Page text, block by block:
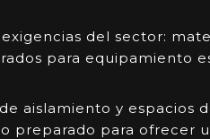
del sector:
para equipamiento
aislamiento y espacios
preparado para ofrecer